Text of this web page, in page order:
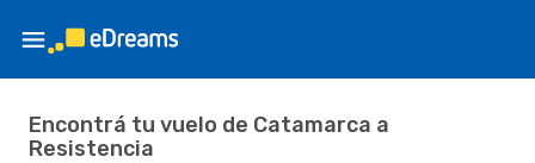
Encontrá tu vuelo de Catamarca a
Resistencia